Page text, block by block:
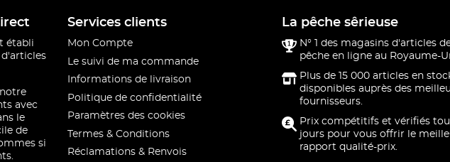
établi
avec
le
de
si
Services clients
Mon Compte
Le suivi de ma commande
Informations de livraison
Politique de confidentialité
Paramètres des cookies
Termes & Conditions
Réclamations & Renvois
La pêche sêrieuse
N° 1 des magasins d'articles
pêche en ligne au Royaume-
Plus de 15 000 articles en
disponibles auprès des
fournisseurs.
Prix compétitifs et vérifiés
jours pour vous offrir le
rapport qualité-prix.